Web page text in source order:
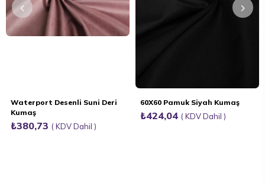
Waterport Desenli Suni Deri
Kumaş
₺380,73 KDV Dahil
60X60 Pamuk Siyah Kumaş
₺424,04 KDV Dahil